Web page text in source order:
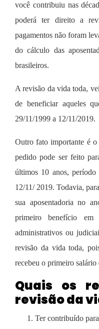
você contribuiu nas
poderá ter direito a
pagamentos não foram
do cálculo das
brasileiros.
A revisão da vida toda,
de beneficiar aqueles
29/11/1999 a 12/11/2019.
Outro fato importante é
pedido pode ser feito
últimos 10 anos, período
12/11/ 2019. Todavia,
sua aposentadoria no
primeiro benefício em
administrativos ou
revisão da vida toda,
recebeu o primeiro
Quais os
revisão da
Ter contribuído